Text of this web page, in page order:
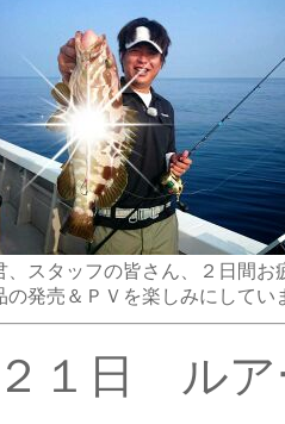
、スタッフの皆さん、２日間お
の発売＆ＰＶを楽しみにしてい
２１日 ルア